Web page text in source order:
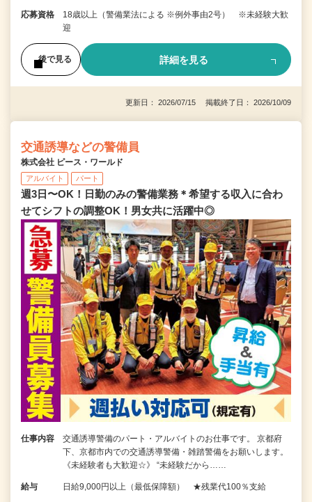
応募資格
18歳以上（警備業法による ※例外事由2号） ※未経験大歓
迎
後で見る 詳細を見る
更新日： 2026/07/15 掲載終了日： 2026/10/09
交通誘導などの警備員
株式会社 ピース・ワールド
アルバイト パート
週3日〜OK！日勤のみの警備業務＊希望する収入に合わ
せてシフトの調整OK！男女共に活躍中◎
仕事内容
交通誘導警備のパート・アルバイトのお仕事です。 京都府
下、京都市内での交通誘導警備・雑踏警備をお願いします。
《未経験者も大歓迎☆》 “未経験だから……
給与 日給9,000円以上（最低保障額） ★残業代100％支給